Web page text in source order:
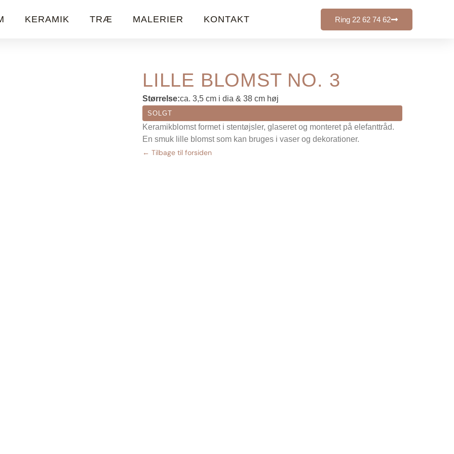
KERAMIK TRÆ MALERIER KONTAKT Ring 22 62 74 62
LILLE BLOMST NO. 3
Størrelse:ca. 3,5 cm i dia & 38 cm høj
SOLGT
Keramikblomst formet i stentøjsler, glaseret og monteret på elefanttråd.
En smuk lille blomst som kan bruges i vaser og dekorationer.
← Tilbage til forsiden